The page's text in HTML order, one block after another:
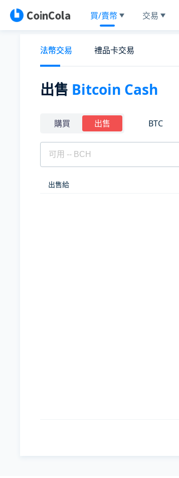
買/賣幣 交易
法幣交易 禮品卡交易
出售 Bitcoin Cash
購買 出售 BTC
出售給